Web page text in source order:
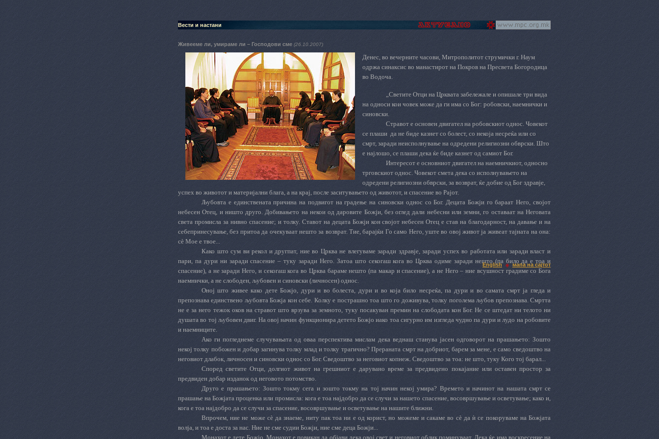
Вести и настани
Живееме ли, умираме ли – Господови сме (26.10.2007)
Денес, во вечерните часови, Митрополитот струмички г. Наум
одржа синаксис во манастирот на Покров на Пресвета Богородица
во Водоча.
„Светите Отци на Црквата забележале и опишале три вида
на односи кои човек може да ги има со Бог: робовски, наемнички и
синовски.
Стравот е основен двигател на робовскиот однос. Човекот
се плаши да не биде казнет со болест, со некоја несреќа или со
смрт, заради неисполнување на одредени религиозни обврски. Што
е најлошо, се плаши дека ќе биде казнет од самиот Бог.
Интересот е основниот двигател на наемничкиот, односно
трговскиот однос. Човекот смета дека со исполнувањето на
одредени религиозни обврски, за возврат, ќе добие од Бог здравје,
успех во животот и материјални блага, а на крај, после заситувањето од животот, и спасение во Рајот.
Љубовта е единствената причина на подвигот на градење на синовски однос со Бог. Децата Божји го бараат Него, својот
небесен Отец, и ништо друго. Добивањето на некои од даровите Божји, без оглед дали небесни или земни, го оставаат на Неговата
света промисла за нивно спасение; и толку. Ставот на децата Божји кон својот небесен Отец е став на благодарност, на давање и на
себепринесување, без притоа да очекуваат нешто за возврат. Тие, барајќи Го само Него, уште во овој живот ја живеат тајната на она:
сè Мое е твое...
Како што сум ви рекол и другпат, ние во Црква не влегуваме заради здравје, заради успех во работата или заради власт и
пари, па дури ни заради спасение – туку заради Него. Затоа што секогаш кога во Црква одиме заради нешто (па било да е тоа и
спасение), а не заради Него, и секогаш кога во Црква бараме нешто (па макар и спасение), а не Него – ние всушност градиме со Бога
наемнички, а не слободен, љубовен и синовски (личносен) однос.
Оној што живее како дете Божјо, дури и во болеста, дури и во која било несреќа, па дури и во самата смрт ја гледа и
препознава единствено љубовта Божја кон себе. Колку е пострашно тоа што го доживува, толку поголема љубов препознава. Смртта
не е за него тежок оков на стравот што врзува за земното, туку посакуван премин на слободата кон Бог. Не се штедат ни телото ни
душата во тој љубовен двиг. На овој начин функционира детето Божјо иако тоа сигурно им изгледа чудно па дури и лудо на робовите
и наемниците.
Ако ги погледнеме случувањата од оваа перспектива мислам дека веднаш станува јасен одговорот на прашањето: Зошто
некој толку побожен и добар загинува толку млад и толку трагично? Прераната смрт на добриот, барем за мене, е само сведоштво на
неговиот длабок, личносен и синовски однос со Бог. Сведоштво за неговиот копнеж. Сведоштво за тоа: не што, туку Кого тој барал...
Според светите Отци, долгиот живот на грешниот е дарувано време за предвидено покајание или оставен простор за
предвиден добар изданок од неговото потомство.
Друго е прашањето: Зошто токму сега и зошто токму на тој начин некој умира? Времето и начинот на нашата смрт се
прашање на Божјата проценка или промисла: кога е тоа најдобро да се случи за нашето спасение, восовршување и осветување; како и,
кога е тоа најдобро да се случи за спасение, восовршување и осветување на нашите ближни.
Впрочем, ние не може сèда знаеме, ниту пак тоа ни е од корист, но можеме и сакаме во сèда ѝ се покоруваме на Божјата
волја, и тоа е доста за нас. Ние не сме судии Божји, ние сме деца Божји...
Монахот е дете Божјо. Монахот е повикан да објави дека овој свет и неговиот облик поминуваат. Дека ќе има воскресение на
English мапа на сајтот